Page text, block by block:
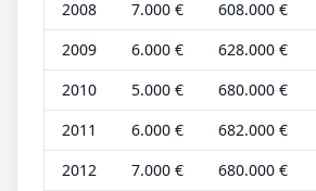
2008 7.000 € 608.000 €
2009
6.000 € 628.000 €
2010
5.000 € 680.000 €
2011
6.000 € 682.000 €
2012
7.000 € 680.000 €